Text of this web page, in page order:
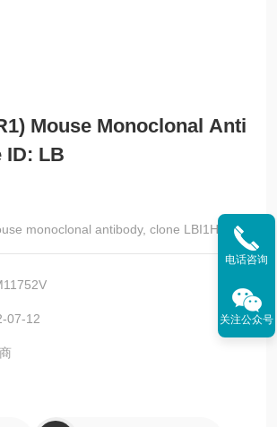
Mouse Monoclonal Anti
ID: LB
monoclonal antibody, clone LBI1H9
07-12
电话咨询
关注公众号